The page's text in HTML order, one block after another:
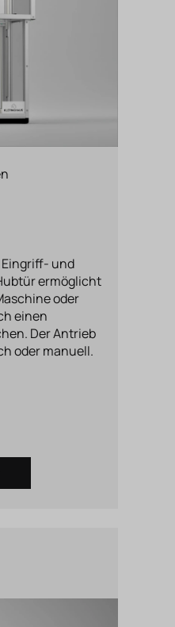
und
ermöglicht
oder
einen
Der Antrieb
oder manuell.